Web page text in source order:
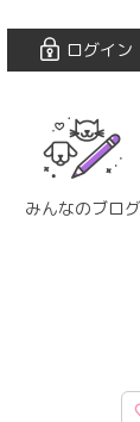
ログイン
みんなのブログ